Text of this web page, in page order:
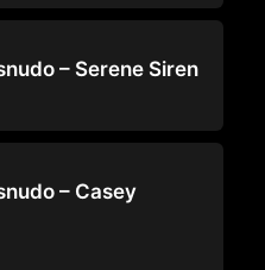
– Serene Siren
– Casey